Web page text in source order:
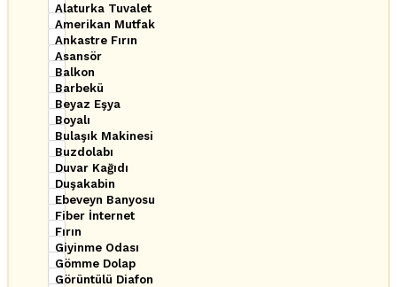
Alaturka Tuvalet
Amerikan Mutfak
Ankastre Fırın
Asansör
Balkon
Barbekü
Beyaz Eşya
Boyalı
Bulaşık Makinesi
Buzdolabı
Duvar Kağıdı
Duşakabin
Ebeveyn Banyosu
Fiber İnternet
Fırın
Giyinme Odası
Gömme Dolap
Görüntülü Diafon